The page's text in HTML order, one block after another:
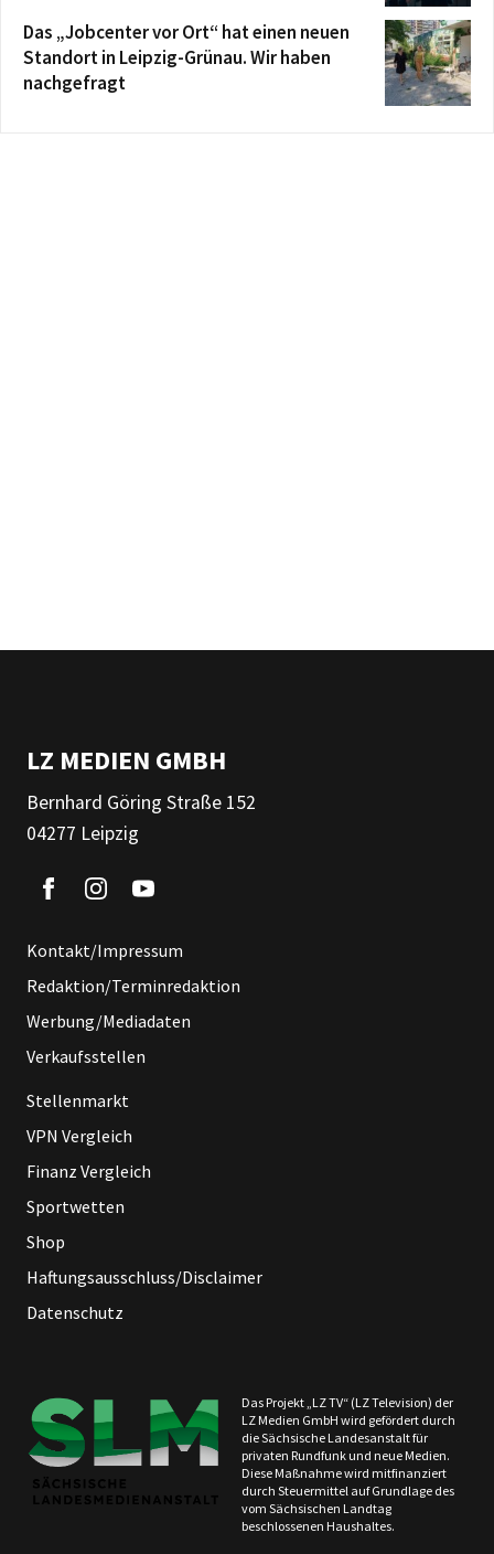
Das „Jobcenter vor Ort“ hat einen neuen
Standort in Leipzig-Grünau. Wir haben
nachgefragt
LZ MEDIEN GMBH
Bernhard Göring Straße 152
04277 Leipzig
Kontakt/Impressum
Redaktion/Terminredaktion
Werbung/Mediadaten
Verkaufsstellen
Stellenmarkt
VPN Vergleich
Finanz Vergleich
Sportwetten
Shop
Haftungsausschluss/Disclaimer
Datenschutz
Das Projekt „LZ TV“ (LZ Television) der
LZ Medien GmbH wird gefördert durch
die Sächsische Landesanstalt für
privaten Rundfunk und neue Medien.
Diese Maßnahme wird mitfinanziert
durch Steuermittel auf Grundlage des
vom Sächsischen Landtag
beschlossenen Haushaltes.